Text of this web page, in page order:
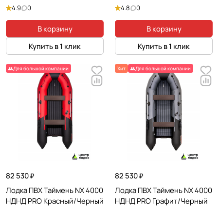
4.9 0
В корзину
Купить в 1 клик
4.8 0
В корзину
Купить в 1 клик
👥Для большой компании
82 530 ₽
Лодка ПВХ Таймень NX 4000
НДНД PRO Красный/Черный
Хит 👥Для большой компании
82 530 ₽
Лодка ПВХ Таймень NX 4000
НДНД PRO Графит/Черный